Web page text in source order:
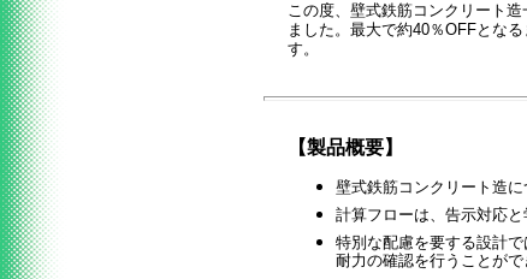
この度、壁式鉄筋コンクリート
ました。 最大で約40％OFFとなる
す。
【製品概要】
壁式鉄筋コンクリート造
計算フローは、告示対応と
特別な配慮を要する設計
耐力の確認を行うことがで